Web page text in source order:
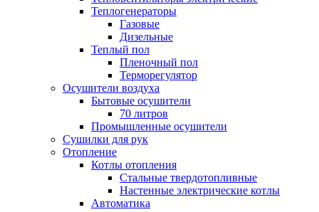
Теплогенераторы
Газовые
Дизельные
Теплый пол
Пленочный пол
Терморегулятор
Осушители воздуха
Бытовые осушители
70 литров
Промышленные осушители
Сушилки для рук
Отопление
Котлы отопления
Стальные твердотопливные
Настенные электрические котлы
Автоматика